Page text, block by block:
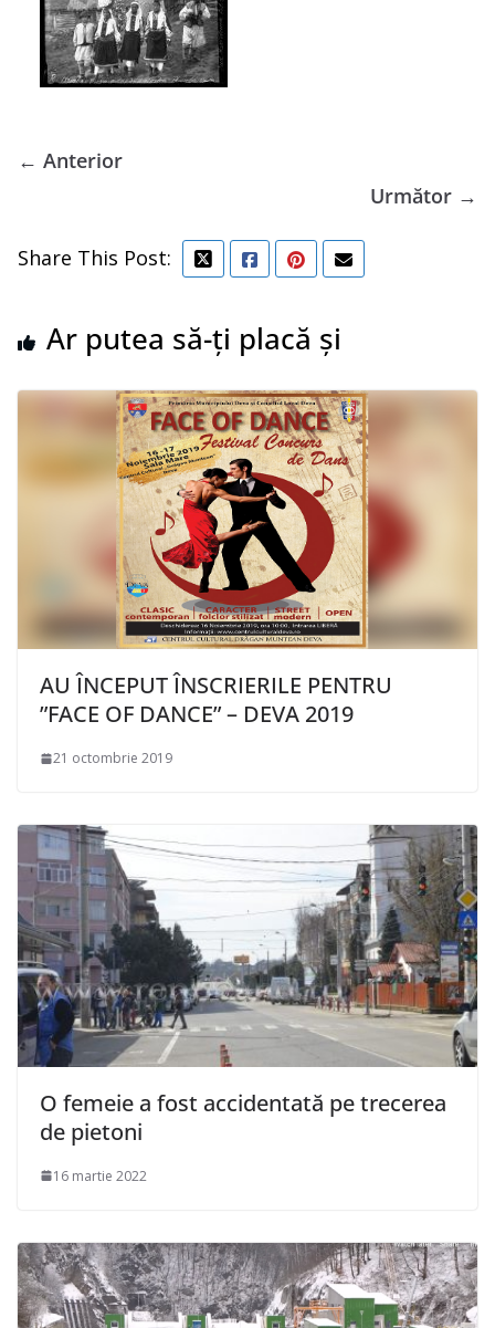
← Anterior
Următor →
Share This Post:
Ar putea să-ți placă și
AU ÎNCEPUT ÎNSCRIERILE PENTRU
”FACE OF DANCE” – DEVA 2019
21 octombrie 2019
O femeie a fost accidentată pe trecerea
de pietoni
16 martie 2022